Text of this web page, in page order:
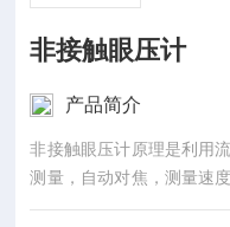
非接触眼压计
产品简介
非接触眼压计原理是利用
测量，自动对焦，测量速
器内嵌角膜弹性模量分析